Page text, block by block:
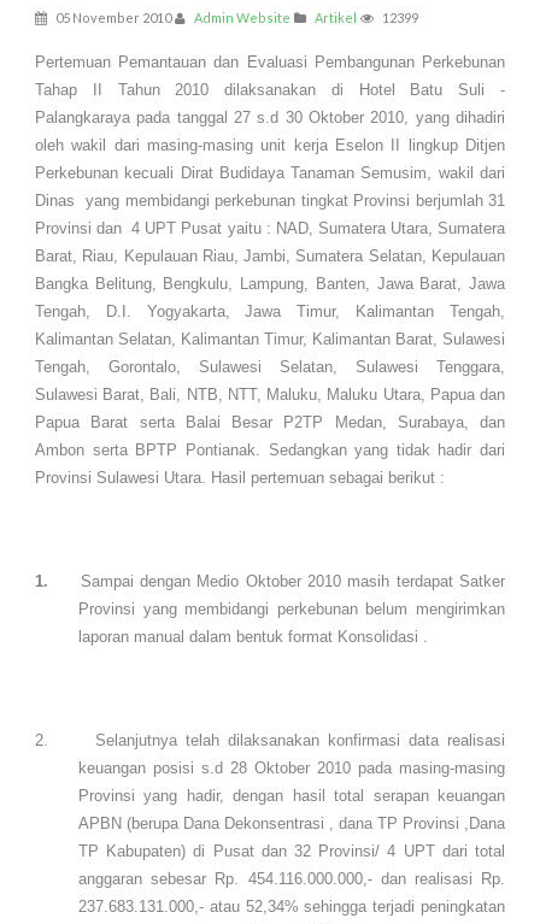
05 November 2010 Admin Website Artikel 12399
Pertemuan Pemantauan dan Evaluasi Pembangunan Perkebunan
Tahap II Tahun 2010 dilaksanakan di Hotel Batu Suli -
Palangkaraya pada tanggal 27 s.d 30 Oktober 2010, yang dihadiri
oleh wakil dari masing-masing unit kerja Eselon II lingkup Ditjen
Perkebunan kecuali Dirat Budidaya Tanaman Semusim, wakil dari
Dinas
yang membidangi perkebunan tingkat Provinsi berjumlah 31
Provinsi dan 4 UPT Pusat yaitu : NAD, Sumatera Utara, Sumatera
Barat, Riau, Kepulauan Riau, Jambi, Sumatera Selatan, Kepulauan
Bangka Belitung, Bengkulu, Lampung, Banten, Jawa Barat, Jawa
Tengah, D.I. Yogyakarta, Jawa Timur, Kalimantan Tengah,
Kalimantan Selatan, Kalimantan Timur, Kalimantan Barat, Sulawesi
Tengah, Gorontalo, Sulawesi Selatan, Sulawesi Tenggara,
Sulawesi Barat, Bali, NTB, NTT, Maluku, Maluku Utara, Papua dan
Papua Barat serta Balai Besar P2TP Medan, Surabaya, dan
Ambon serta BPTP Pontianak. Sedangkan yang tidak hadir dari
Provinsi Sulawesi Utara. Hasil pertemuan sebagai berikut :
1.
Sampai dengan Medio Oktober 2010 masih terdapat Satker
Provinsi yang membidangi perkebunan belum mengirimkan
laporan manual dalam bentuk format Konsolidasi .
2.
Selanjutnya telah dilaksanakan konfirmasi data realisasi
keuangan posisi s.d 28 Oktober 2010 pada masing-masing
Provinsi yang hadir, dengan hasil total serapan keuangan
APBN (berupa Dana Dekonsentrasi , dana TP Provinsi ,Dana
TP Kabupaten) di Pusat dan 32 Provinsi/ 4 UPT dari total
anggaran sebesar Rp. 454.116.000.000,- dan realisasi Rp.
237.683.131.000,- atau 52,34% sehingga terjadi peningkatan